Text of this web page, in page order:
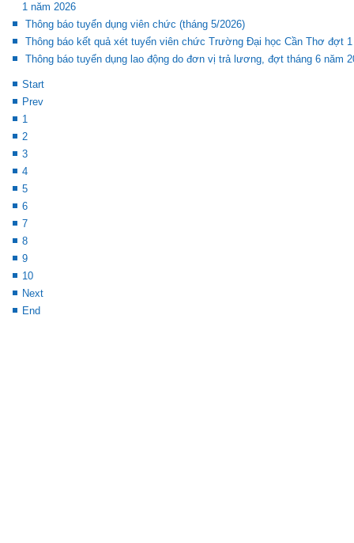
1 năm 2026
Thông báo tuyển dụng viên chức (tháng 5/2026)
Thông báo kết quả xét tuyển viên chức Trường Đại học Cần Thơ đợt 1
Thông báo tuyển dụng lao động do đơn vị trả lương, đợt tháng 6 năm
Start
Prev
1
2
3
4
5
6
7
8
9
10
Next
End